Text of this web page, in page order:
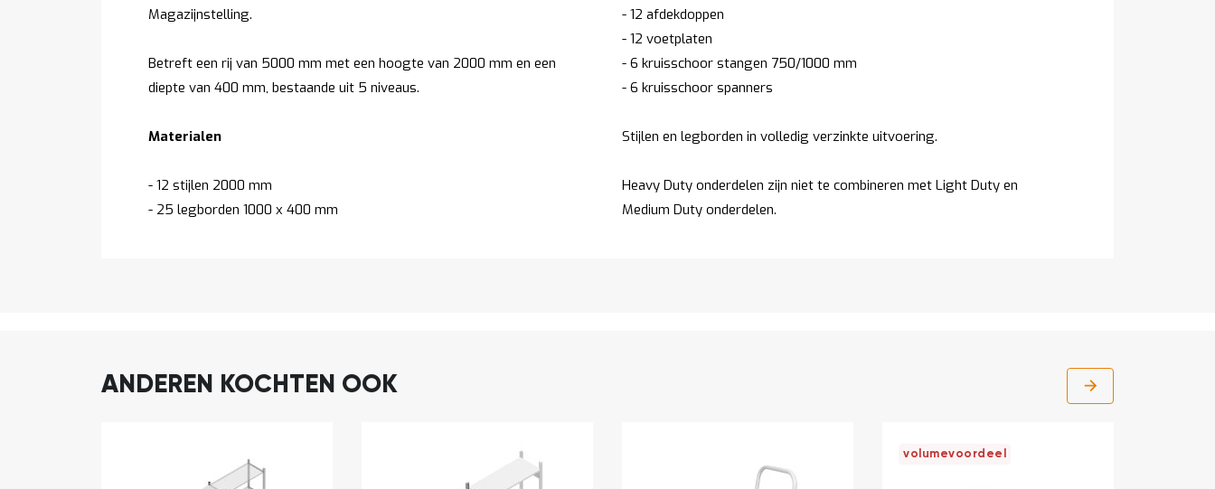
Magazijnstelling.
Betreft een rij van 5000 mm met een hoogte van 2000 mm en een
diepte van 400 mm, bestaande uit 5 niveaus.
Materialen
- 12 stijlen 2000 mm
- 25 legborden 1000 x 400 mm
- 12 afdekdoppen
- 12 voetplaten
- 6 kruisschoor stangen 750/1000 mm
- 6 kruisschoor spanners
Stijlen en legborden in volledig verzinkte uitvoering.
Heavy Duty onderdelen zijn niet te combineren met Light Duty en
Medium Duty onderdelen.
ANDEREN KOCHTEN OOK
volumevoordeel